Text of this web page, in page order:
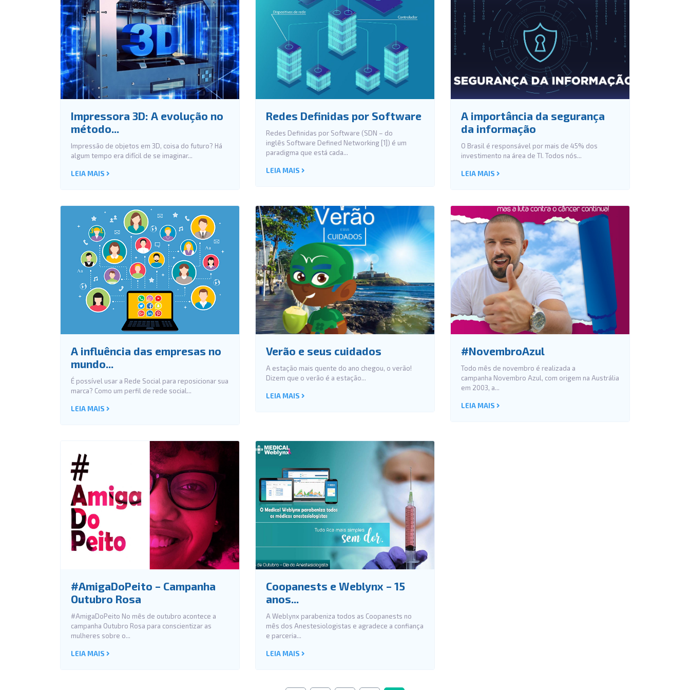
Impressora 3D: A evolução no
método...
Impressão de objetos em 3D, coisa do futuro? Há
algum tempo era difícil de se imaginar...
LEIA MAIS
Redes Definidas por Software
Redes Definidas por Software (SDN – do
inglês Software Defined Networking [1]) é um
paradigma que está cada...
LEIA MAIS
A importância da segurança
da informação
O Brasil é responsável por mais de 45% dos
investimento na área de TI. Todos nós...
LEIA MAIS
A influência das empresas no
mundo...
É possível usar a Rede Social para reposicionar sua
marca? Como um perfil de rede social...
LEIA MAIS
Verão e seus cuidados
A estação mais quente do ano chegou, o verão!
Dizem que o verão é a estação...
LEIA MAIS
#NovembroAzul
Todo mês de novembro é realizada a
campanha Novembro Azul, com origem na Austrália
em 2003, a...
LEIA MAIS
#AmigaDoPeito – Campanha
Outubro Rosa
#AmigaDoPeito No mês de outubro acontece a
campanha Outubro Rosa para conscientizar as
mulheres sobre o...
LEIA MAIS
Coopanests e Weblynx – 15
anos...
A Weblynx parabeniza todos as Coopanests no
mês dos Anestesiologistas e agradece a confiança
e parceria...
LEIA MAIS